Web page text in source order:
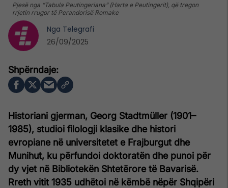
Pjesë nga “Tabula Peutingeriana” (Harta e Peutingerit), që tregon
rrjetin rrugor të Perandorisë Romake
Historiani gjerman, Georg Stadtmüller (1901–
1985), studioi filologji klasike dhe histori
evropiane në universitetet e Frajburgut dhe
Munihut, ku përfundoi doktoratën dhe punoi për
dy vjet në Bibliotekën Shtetërore të Bavarisë.
Rreth vitit 1935 udhëtoi në këmbë nëpër Shqipëri
Nga Telegrafi
26/09/2025